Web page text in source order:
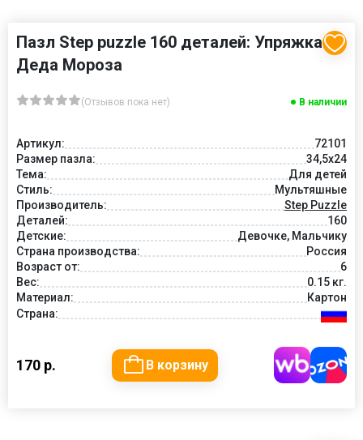
Пазл Step puzzle 160 деталей: Упряжка
Деда Мороза
(Отзывов пока нет) В наличии
Артикул:
72101
Размер пазла:
34,5x24
Тема:
Для детей
Стиль:
Мультяшные
Производитель:
Step Puzzle
Деталей:
160
Детские:
Девочке, Мальчику
Страна производства:
Россия
Возраст от:
6
Вес:
0.15 кг.
Материал:
Картон
Страна:
170 р. В корзину